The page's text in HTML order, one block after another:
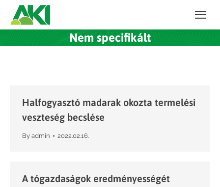
Nem specifikált
Halfogyasztó madarak okozta termelési
veszteség becslése
By admin 2022.02.16.
A tógazdaságok eredményességét